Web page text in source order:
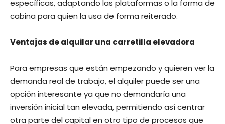
específicas, adaptando las plataformas o la forma de
cabina para quien la usa de forma reiterado.
Ventajas de alquilar una carretilla elevadora
Para empresas que están empezando y quieren ver la
demanda real de trabajo, el alquiler puede ser una
opción interesante ya que no demandaría una
inversión inicial tan elevada, permitiendo así centrar
otra parte del capital en otro tipo de procesos que